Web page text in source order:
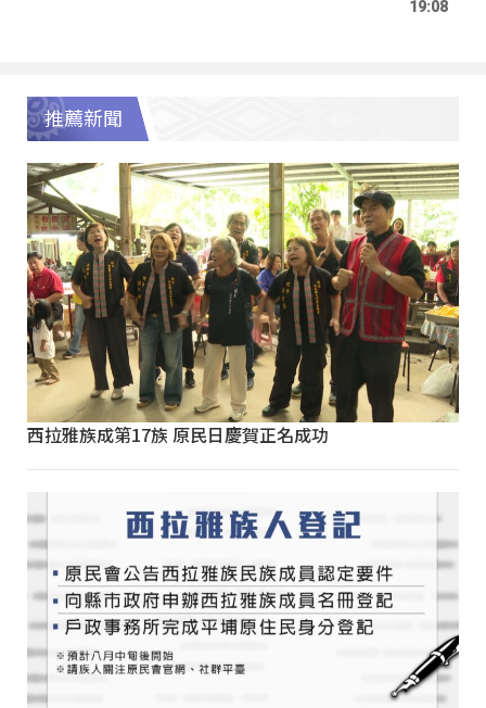
19:08
推薦新聞
西拉雅族成第17族 原民日慶賀正名成功